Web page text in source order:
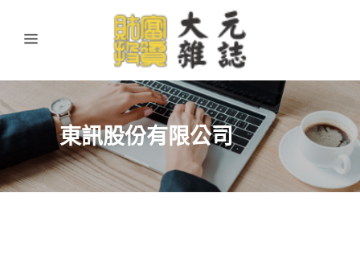
東訊股份有限公司